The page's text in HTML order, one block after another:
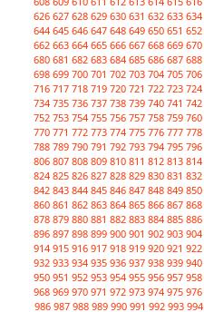
626 627 628 629 630 631 632 633 634
644 645 646 647 648 649 650 651 652
662 663 664 665 666 667 668 669 670
680 681 682 683 684 685 686 687 688
698 699 700 701 702 703 704 705 706
716 717 718 719 720 721 722 723 724
734 735 736 737 738 739 740 741 742
752 753 754 755 756 757 758 759 760
770 771 772 773 774 775 776 777 778
788 789 790 791 792 793 794 795 796
806 807 808 809 810 811 812 813 814
824 825 826 827 828 829 830 831 832
842 843 844 845 846 847 848 849 850
860 861 862 863 864 865 866 867 868
878 879 880 881 882 883 884 885 886
896 897 898 899 900 901 902 903 904
914 915 916 917 918 919 920 921 922
932 933 934 935 936 937 938 939 940
950 951 952 953 954 955 956 957 958
968 969 970 971 972 973 974 975 976
986 987 988 989 990 991 992 993 994